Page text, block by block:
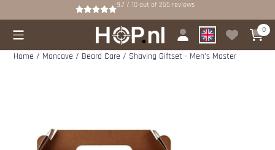
Cookie preferences are available. Choose settings or allow all cookies.
9.7 / 10 out of265 reviews
0
Home / Mancave / Beard Care / Shaving Giftset - Men's Master